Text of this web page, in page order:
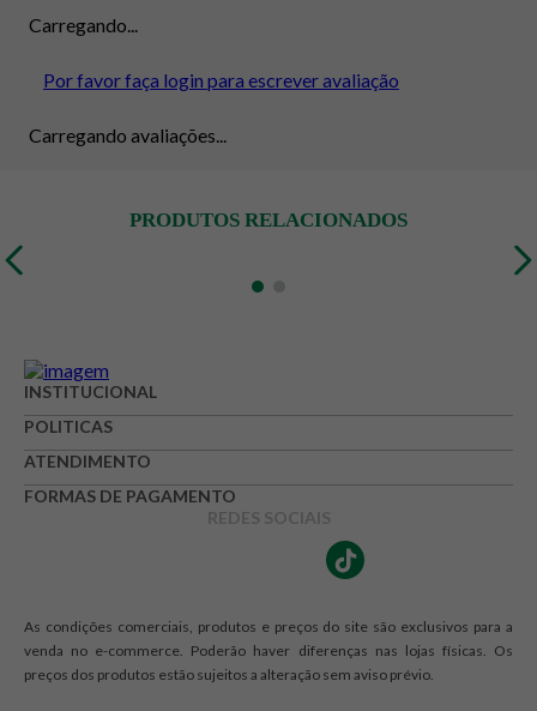
Carregando...
Por favor faça login para escrever avaliação
Carregando avaliações...
PRODUTOS RELACIONADOS
INSTITUCIONAL
POLITICAS
ATENDIMENTO
FORMAS DE PAGAMENTO
REDES SOCIAIS
As condições comerciais, produtos e preços do site são exclusivos para a
venda no e-commerce. Poderão haver diferenças nas lojas físicas. Os
preços dos produtos estão sujeitos a alteração sem aviso prévio.